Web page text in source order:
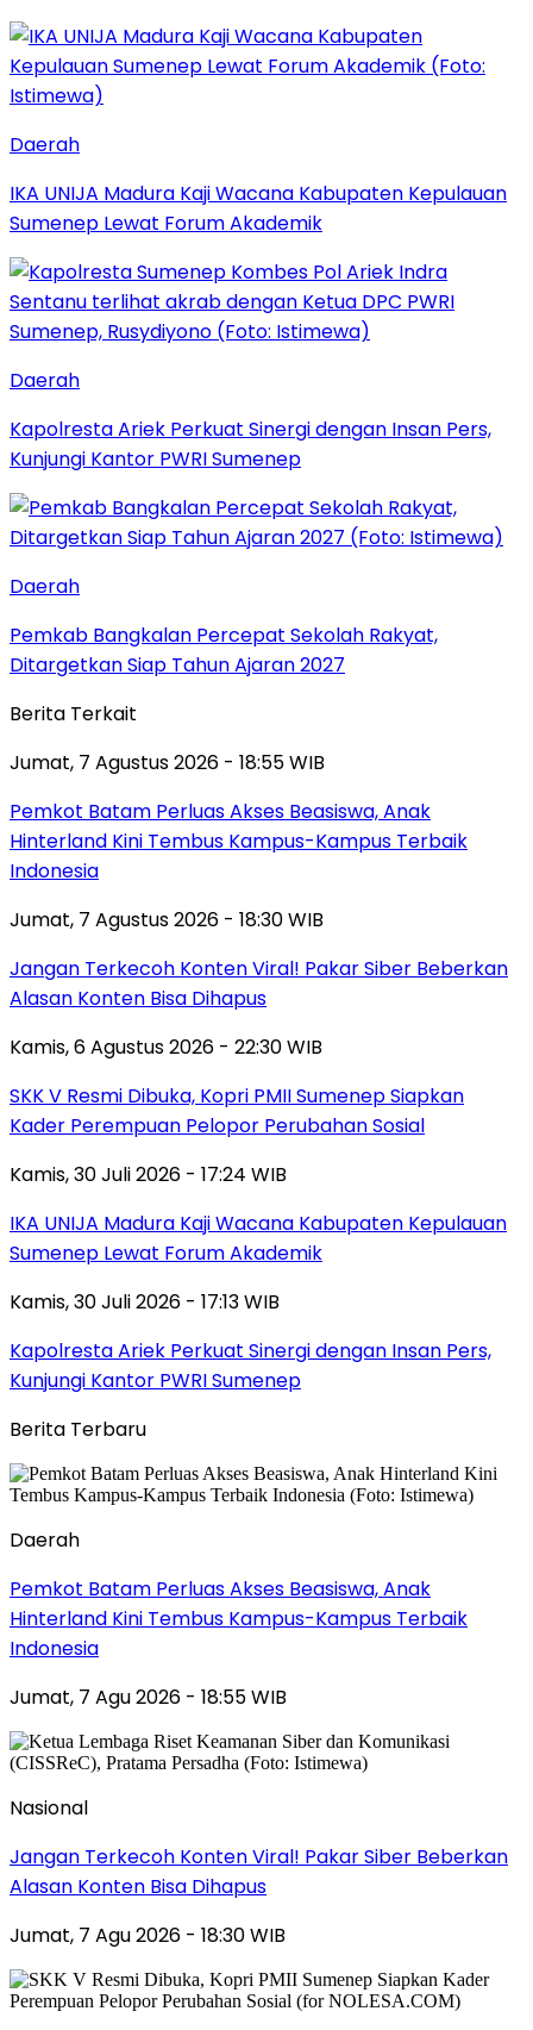
Daerah
IKA UNIJA Madura Kaji Wacana Kabupaten Kepulauan
Sumenep Lewat Forum Akademik
Daerah
Kapolresta Ariek Perkuat Sinergi dengan Insan Pers,
Kunjungi Kantor PWRI Sumenep
Daerah
Pemkab Bangkalan Percepat Sekolah Rakyat,
Ditargetkan Siap Tahun Ajaran 2027
Berita Terkait
Jumat, 7 Agustus 2026 - 18:55 WIB
Pemkot Batam Perluas Akses Beasiswa, Anak
Hinterland Kini Tembus Kampus-Kampus Terbaik
Indonesia
Jumat, 7 Agustus 2026 - 18:30 WIB
Jangan Terkecoh Konten Viral! Pakar Siber Beberkan
Alasan Konten Bisa Dihapus
Kamis, 6 Agustus 2026 - 22:30 WIB
SKK V Resmi Dibuka, Kopri PMII Sumenep Siapkan
Kader Perempuan Pelopor Perubahan Sosial
Kamis, 30 Juli 2026 - 17:24 WIB
IKA UNIJA Madura Kaji Wacana Kabupaten Kepulauan
Sumenep Lewat Forum Akademik
Kamis, 30 Juli 2026 - 17:13 WIB
Kapolresta Ariek Perkuat Sinergi dengan Insan Pers,
Kunjungi Kantor PWRI Sumenep
Berita Terbaru
Daerah
Pemkot Batam Perluas Akses Beasiswa, Anak
Hinterland Kini Tembus Kampus-Kampus Terbaik
Indonesia
Jumat, 7 Agu 2026 - 18:55 WIB
Nasional
Jangan Terkecoh Konten Viral! Pakar Siber Beberkan
Alasan Konten Bisa Dihapus
Jumat, 7 Agu 2026 - 18:30 WIB